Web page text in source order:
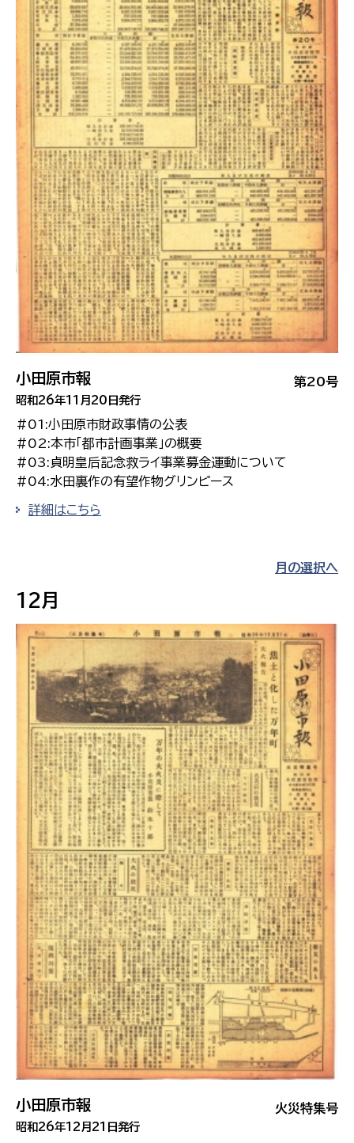
第20号
小田原市報
昭和26年11月20日発行
#01:小田原市財政事情の公表
#02:本市「都市計画事業」の概要
#03:貞明皇后記念救ライ事業募金運動について
#04:水田裏作の有望作物グリンピース
詳細はこちら
月の選択へ
12月
火災特集号
小田原市報
昭和26年12月21日発行